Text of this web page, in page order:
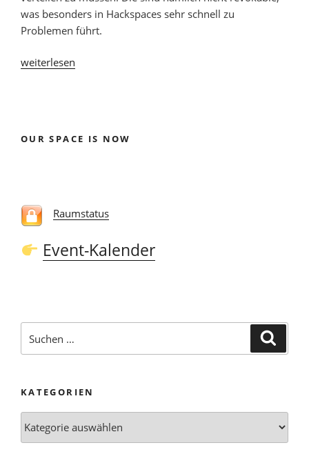
was besonders in Hackspaces sehr schnell zu
Problemen führt.
„Türöffner
weiterlesen
OUR SPACE IS NOW
Raumstatus
Event-Kalender
nach:
KATEGORIEN